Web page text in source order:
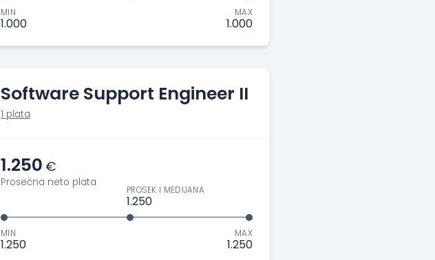
MIN
1.000
MAX
1.000
Software Support Engineer II
1 plata
1.250 €
Prosečna neto plata
MIN
1.250
PROSEK I MEDIJANA
1.250
MAX
1.250